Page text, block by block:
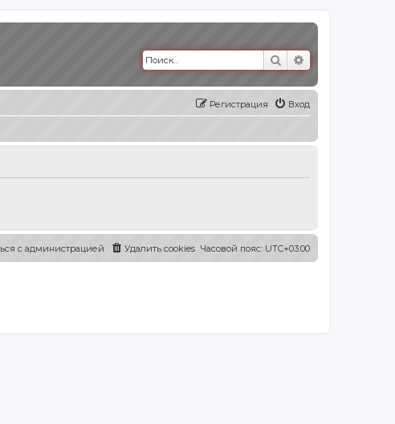
Поиск
Вход
Регистрация
Часовой пояс: UTC+03:00
Удалить cookies
с администрацией